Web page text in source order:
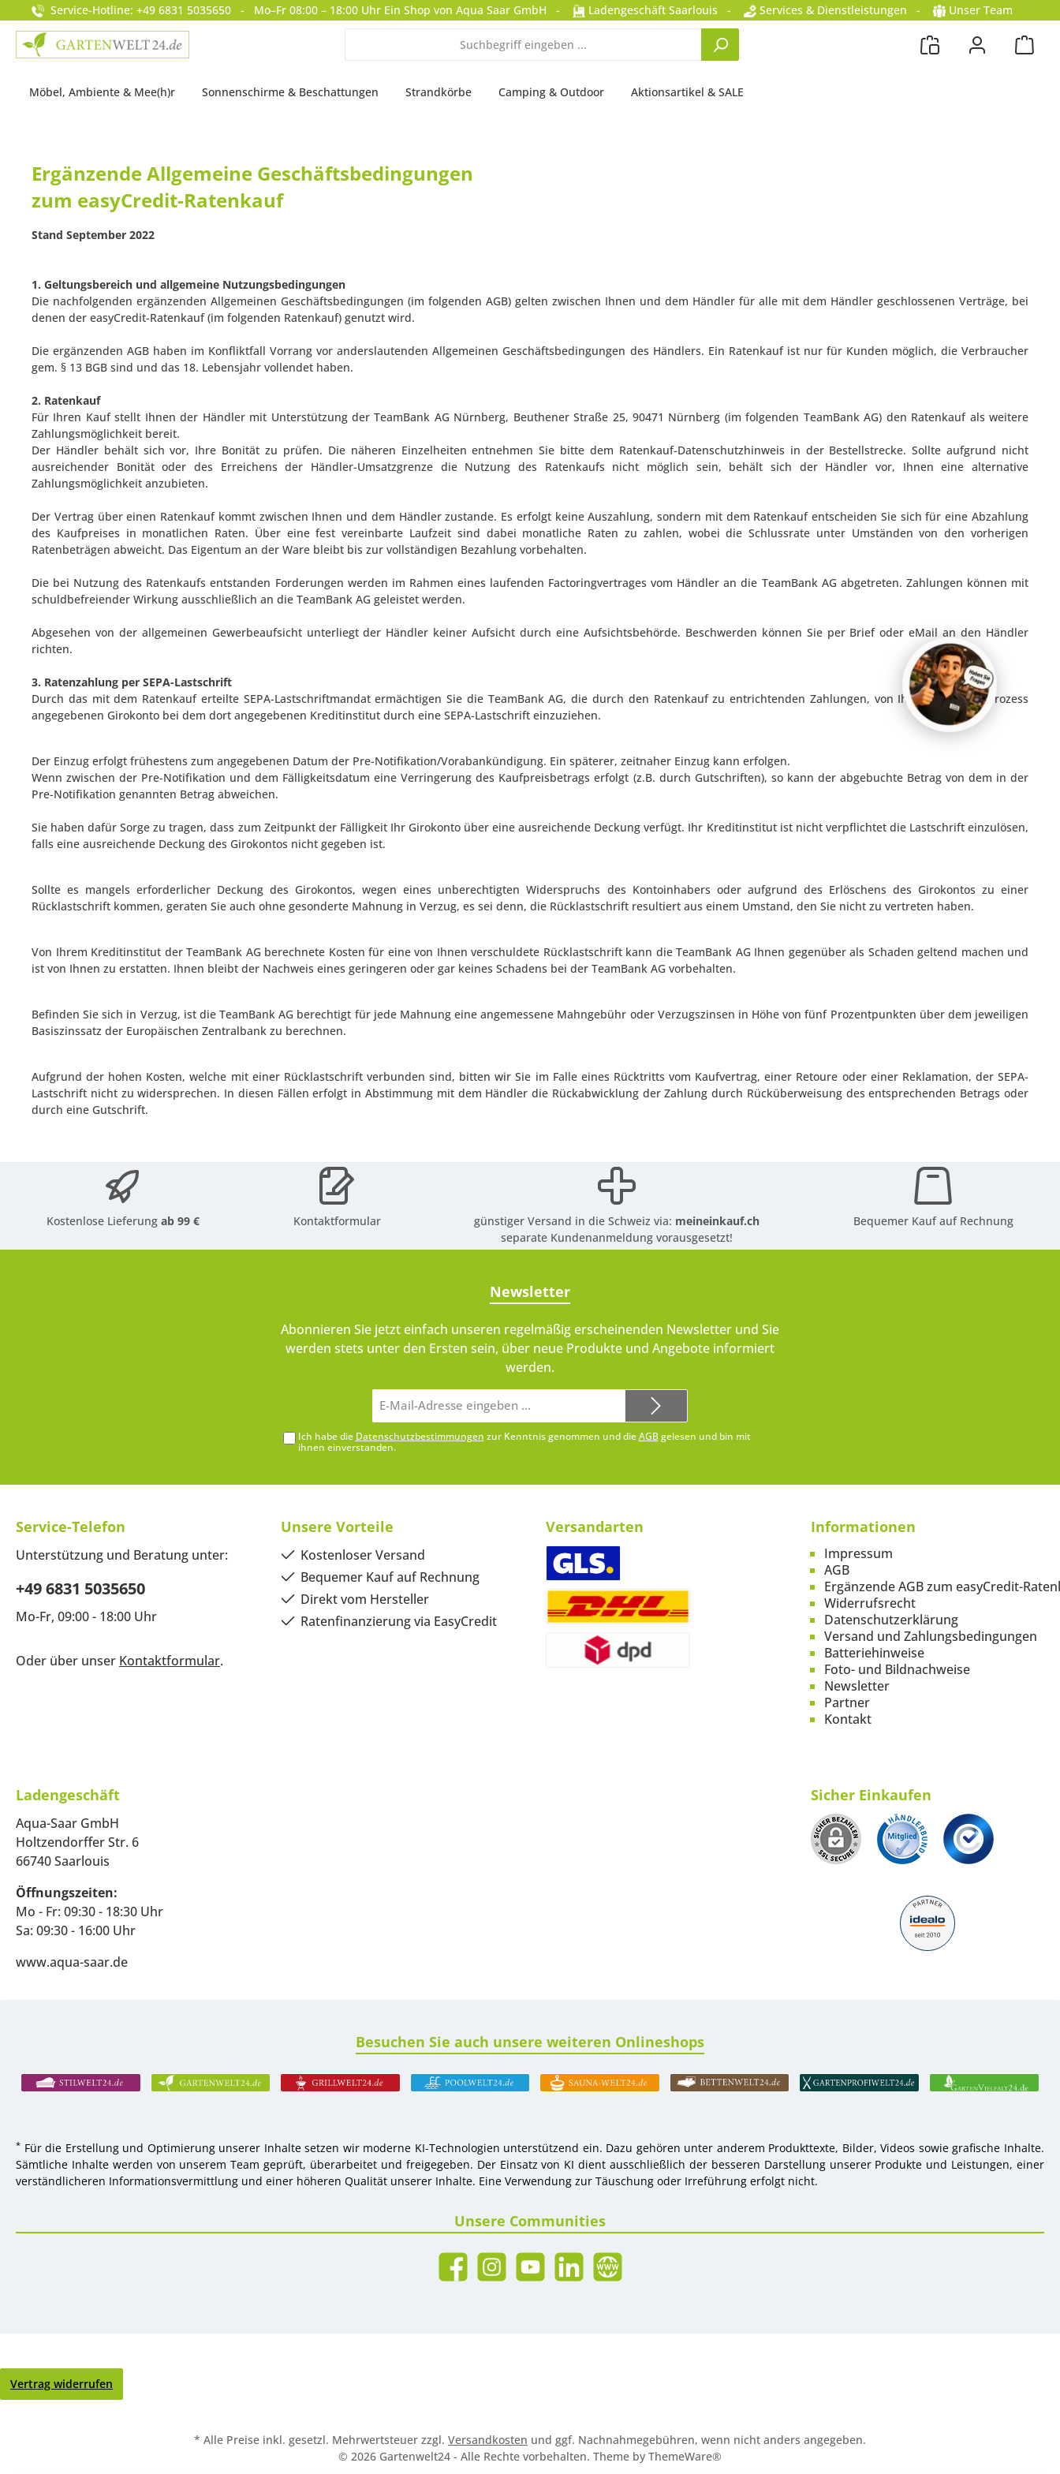
Zur Hauptnavigation springen
Service-Hotline: +49 6831 5035650 - Mo–Fr 08:00 – 18:00 Uhr Ein Shop von Aqua Saar GmbH - Ladengeschäft Saarlouis - Services & Dienstleistungen - Unser Team
Möbel, Ambiente & Mee(h)r Sonnenschirme & Beschattungen Strandkörbe Camping & Outdoor Aktionsartikel & SALE
Ergänzende Allgemeine Geschäftsbedingungen
zum easyCredit-Ratenkauf
Stand September 2022
1. Geltungsbereich und allgemeine Nutzungsbedingungen
Die nachfolgenden ergänzenden Allgemeinen Geschäftsbedingungen (im folgenden AGB) gelten zwischen Ihnen und dem Händler für alle mit dem Händler geschlossenen Verträge, bei
denen der easyCredit-Ratenkauf (im folgenden Ratenkauf) genutzt wird.
Die ergänzenden AGB haben im Konfliktfall Vorrang vor anderslautenden Allgemeinen Geschäftsbedingungen des Händlers. Ein Ratenkauf ist nur für Kunden möglich, die Verbraucher
gem. § 13 BGB sind und das 18. Lebensjahr vollendet haben.
2. Ratenkauf
Für Ihren Kauf stellt Ihnen der Händler mit Unterstützung der TeamBank AG Nürnberg, Beuthener Straße 25, 90471 Nürnberg (im folgenden TeamBank AG) den Ratenkauf als weitere
Zahlungsmöglichkeit bereit.
Der Händler behält sich vor, Ihre Bonität zu prüfen. Die näheren Einzelheiten entnehmen Sie bitte dem Ratenkauf-Datenschutzhinweis in der Bestellstrecke. Sollte aufgrund nicht
ausreichender Bonität oder des Erreichens der Händler-Umsatzgrenze die Nutzung des Ratenkaufs nicht möglich sein, behält sich der Händler vor, Ihnen eine alternative
Zahlungsmöglichkeit anzubieten.
Der Vertrag über einen Ratenkauf kommt zwischen Ihnen und dem Händler zustande. Es erfolgt keine Auszahlung, sondern mit dem Ratenkauf entscheiden Sie sich für eine Abzahlung
des Kaufpreises in monatlichen Raten. Über eine fest vereinbarte Laufzeit sind dabei monatliche Raten zu zahlen, wobei die Schlussrate unter Umständen von den vorherigen
Ratenbeträgen abweicht. Das Eigentum an der Ware bleibt bis zur vollständigen Bezahlung vorbehalten.
Die bei Nutzung des Ratenkaufs entstanden Forderungen werden im Rahmen eines laufenden Factoringvertrages vom Händler an die TeamBank AG abgetreten. Zahlungen können mit
schuldbefreiender Wirkung ausschließlich an die TeamBank AG geleistet werden.
Abgesehen von der allgemeinen Gewerbeaufsicht unterliegt der Händler keiner Aufsicht durch eine Aufsichtsbehörde. Beschwerden können Sie per Brief oder eMail an den Händler
richten.
3. Ratenzahlung per SEPA-Lastschrift
Durch das mit dem Ratenkauf erteilte SEPA-Lastschriftmandat ermächtigen Sie die TeamBank AG, die durch den Ratenkauf zu entrichtenden Zahlungen, von Ihrem im Bestellprozess
angegebenen Girokonto bei dem dort angegebenen Kreditinstitut durch eine SEPA-Lastschrift einzuziehen.
Der Einzug erfolgt frühestens zum angegebenen Datum der Pre-Notifikation/Vorabankündigung. Ein späterer, zeitnaher Einzug kann erfolgen.
Wenn zwischen der Pre-Notifikation und dem Fälligkeitsdatum eine Verringerung des Kaufpreisbetrags erfolgt (z.B. durch Gutschriften), so kann der abgebuchte Betrag von dem in der
Pre-Notifikation genannten Betrag abweichen.
Sie haben dafür Sorge zu tragen, dass zum Zeitpunkt der Fälligkeit Ihr Girokonto über eine ausreichende Deckung verfügt. Ihr Kreditinstitut ist nicht verpflichtet die Lastschrift einzulösen,
falls eine ausreichende Deckung des Girokontos nicht gegeben ist.
Sollte es mangels erforderlicher Deckung des Girokontos, wegen eines unberechtigten Widerspruchs des Kontoinhabers oder aufgrund des Erlöschens des Girokontos zu einer
Rücklastschrift kommen, geraten Sie auch ohne gesonderte Mahnung in Verzug, es sei denn, die Rücklastschrift resultiert aus einem Umstand, den Sie nicht zu vertreten haben.
Von Ihrem Kreditinstitut der TeamBank AG berechnete Kosten für eine von Ihnen verschuldete Rücklastschrift kann die TeamBank AG Ihnen gegenüber als Schaden geltend machen und
ist von Ihnen zu erstatten. Ihnen bleibt der Nachweis eines geringeren oder gar keines Schadens bei der TeamBank AG vorbehalten.
Befinden Sie sich in Verzug, ist die TeamBank AG berechtigt für jede Mahnung eine angemessene Mahngebühr oder Verzugszinsen in Höhe von fünf Prozentpunkten über dem jeweiligen
Basiszinssatz der Europäischen Zentralbank zu berechnen.
Aufgrund der hohen Kosten, welche mit einer Rücklastschrift verbunden sind, bitten wir Sie im Falle eines Rücktritts vom Kaufvertrag, einer Retoure oder einer Reklamation, der SEPA-
Lastschrift nicht zu widersprechen. In diesen Fällen erfolgt in Abstimmung mit dem Händler die Rückabwicklung der Zahlung durch Rücküberweisung des entsprechenden Betrags oder
durch eine Gutschrift.
Kostenlose Lieferungab 99 € Kontaktformular günstiger Versand in die Schweiz via: meineinkauf.ch
separate Kundenanmeldung vorausgesetzt!
Bequemer Kauf auf Rechnung
Newsletter
Abonnieren Sie jetzt einfach unseren regelmäßig erscheinenden Newsletter und Sie
werden stets unter den Ersten sein, über neue Produkte und Angebote informiert
werden.
Mail-
Adresse*
Ich habe die Datenschutzbestimmungen zur Kenntnis genommen und dieAGBgelesen und bin mit
ihnen einverstanden.
Service-Telefon
Unterstützung und Beratung unter:
+49 6831 5035650
Mo-Fr, 09:00 - 18:00 Uhr
Oder über unser Kontaktformular.
Unsere Vorteile
Kostenloser Versand
Bequemer Kauf auf Rechnung
Direkt vom Hersteller
Ratenfinanzierung via EasyCredit
Versandarten Informationen
Impressum
AGB
Ergänzende AGB zum easyCredit-
Widerrufsrecht
Datenschutzerklärung
Versand und Zahlungsbedingungen
Batteriehinweise
Foto- und Bildnachweise
Newsletter
Partner
Kontakt
Ladengeschäft
Aqua-Saar GmbH
Holtzendorffer Str. 6
66740 Saarlouis
Öffnungszeiten:
Mo - Fr: 09:30 - 18:30 Uhr
Sa: 09:30 - 16:00 Uhr
www.aqua-saar.de
Sicher Einkaufen
Besuchen Sie auch unsere weiteren Onlineshops
* Für die Erstellung und Optimierung unserer Inhalte setzen wir moderne KI-Technologien unterstützend ein. Dazu gehören unter anderem Produkttexte, Bilder, Videos sowie grafische Inhalte.
Sämtliche Inhalte werden von unserem Team geprüft, überarbeitet und freigegeben. Der Einsatz von KI dient ausschließlich der besseren Darstellung unserer Produkte und Leistungen, einer
verständlicheren Informationsvermittlung und einer höheren Qualität unserer Inhalte. Eine Verwendung zur Täuschung oder Irreführung erfolgt nicht.
Unsere Communities
FacebookInstagramYouTubeLinkedInWebsite
Vertrag widerrufen
* Alle Preise inkl. gesetzl. Mehrwertsteuer zzgl. Versandkosten und ggf. Nachnahmegebühren, wenn nicht anders angegeben.
© 2026 Gartenwelt24 - Alle Rechte vorbehalten. Theme by ThemeWare®